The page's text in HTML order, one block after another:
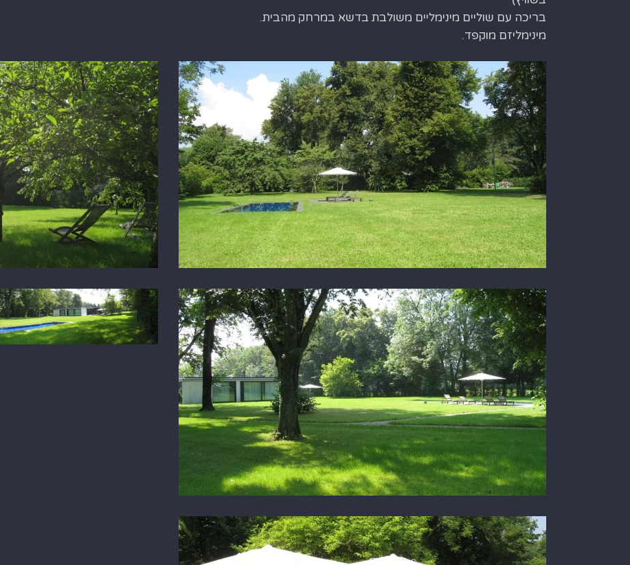
בריכה עם שוליים מינימליים משולבת בדשא במרחק מהבית.
מינימליזם מוקפד.